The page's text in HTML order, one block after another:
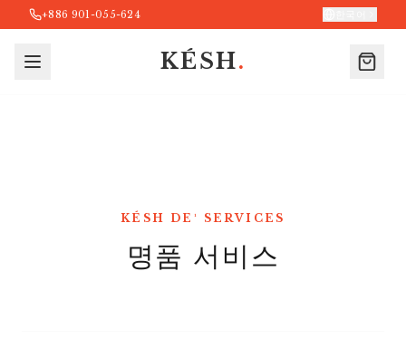
+886 901-055-624
KÉSH.
KÉSH DE¹ SERVICES
명품 서비스